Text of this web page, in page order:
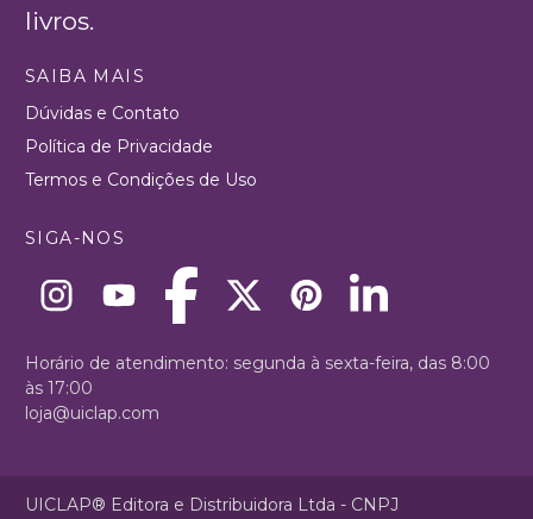
livros.
SAIBA MAIS
Dúvidas e Contato
Política de Privacidade
Termos e Condições de Uso
SIGA-NOS
Horário de atendimento: segunda à sexta-feira, das 8:00
às 17:00
loja@uiclap.com
UICLAP® Editora e Distribuidora Ltda - CNPJ